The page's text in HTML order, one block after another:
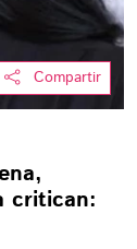
Compartir
critican: